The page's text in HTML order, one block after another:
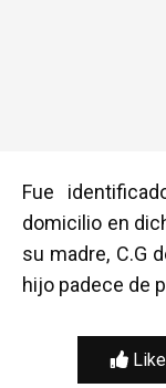
Fue
domicilio en
su madre, C.G
hijo padece de